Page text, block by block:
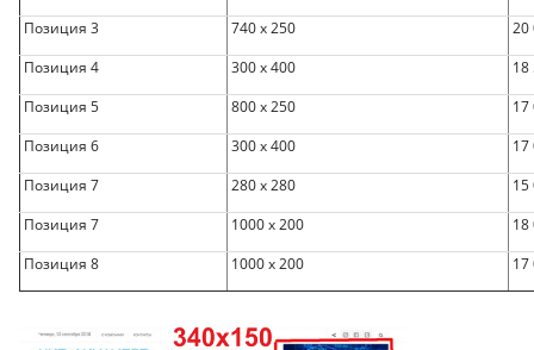
Позиция 3
740 х 250
20
Позиция 4
300 х 400
18
Позиция 5
800 х 250
17
Позиция 6
300 х 400
17
Позиция 7
280 х 280
15
Позиция 7
1000 х 200
18
Позиция 8
1000 х 200 17